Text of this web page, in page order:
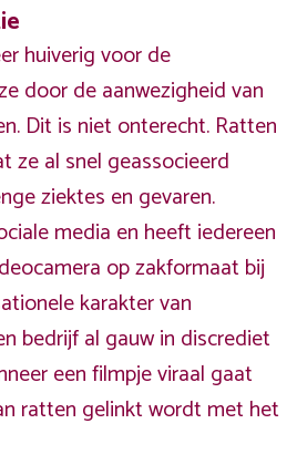
huiverig voor de
door de aanwezigheid van
Dit is niet onterecht. Ratten
ze al snel geassocieerd
ziektes en gevaren.
media en heeft iedereen
op zakformaat bij
karakter van
bedrijf al gauw in discrediet
een filmpje viraal gaat
ratten gelinkt wordt met het